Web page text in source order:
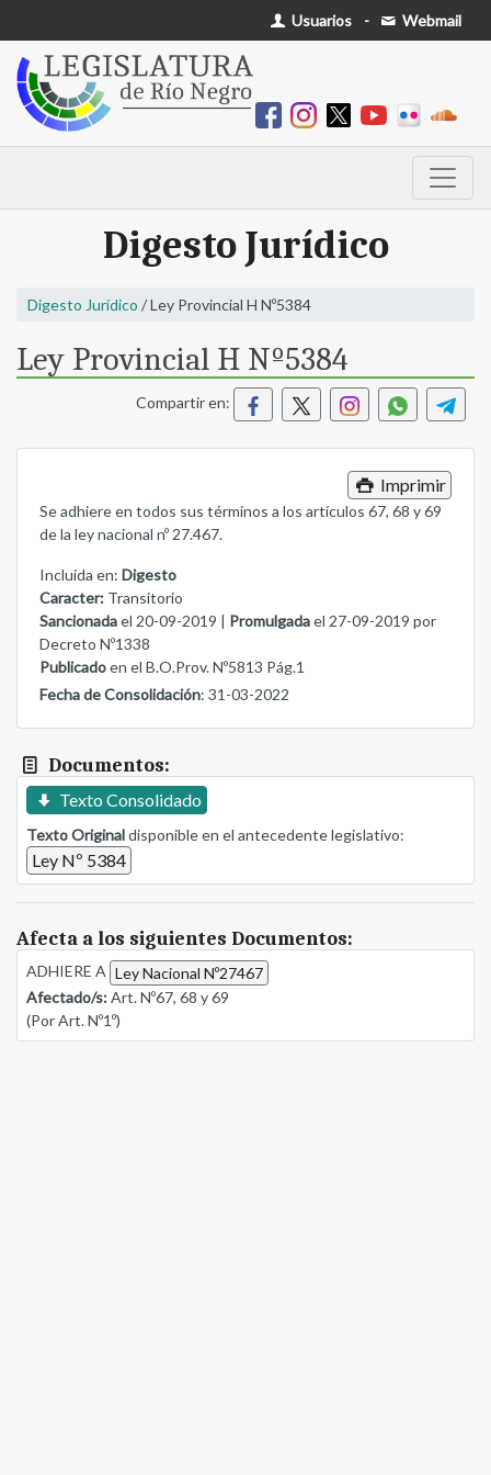
Usuarios - Webmail
Digesto Jurídico
Digesto Jurídico / Ley Provincial H Nº5384
Ley Provincial H Nº5384
Compartir en:
Imprimir
Se adhiere en todos sus términos a los artículos 67, 68 y 69
de la ley nacional nº 27.467.
Incluida en: Digesto
Caracter: Transitorio
Sancionadael 20-09-2019 | Promulgadael 27-09-2019 por
Decreto Nº1338
Publicadoen el B.O.Prov. Nº5813 Pág.1
Fecha de Consolidación: 31-03-2022
Documentos:
Texto Consolidado
Texto Originaldisponible en el antecedente legislativo:
Ley Nº 5384
Afecta a los siguientes Documentos:
ADHIERE A Ley Nacional Nº27467
Afectado/s:Art. Nº67, 68 y 69
(Por Art. Nº1º)